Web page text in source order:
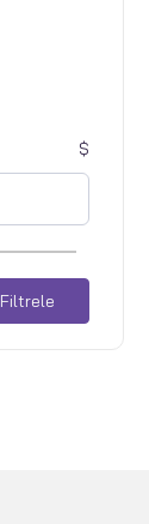
Filtrele